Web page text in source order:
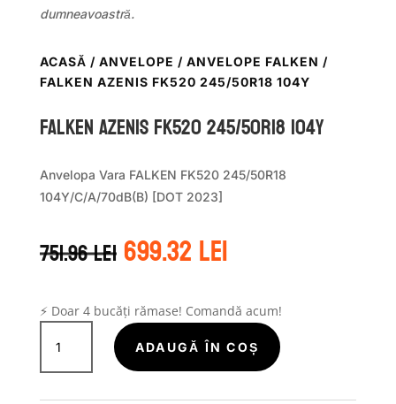
dumneavoastră.
ACASĂ / ANVELOPE / ANVELOPE FALKEN /
FALKEN AZENIS FK520 245/50R18 104Y
Falken AZENIS FK520 245/50R18 104Y
Anvelopa Vara FALKEN FK520 245/50R18
104Y/C/A/70dB(B) [DOT 2023]
751.96leiPrețul
inițial
fost:
751.96 lei.
699.32leiPrețul
curent
699.32 lei.
⚡ Doar 4 bucăți rămase! Comandă acum!
Cantitate
Falken
AZENIS
ADAUGĂ ÎN COȘ